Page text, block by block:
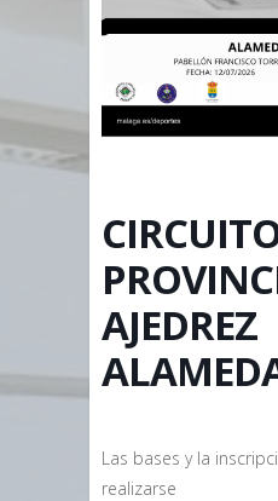
AJEDREZ
Las bases y la
realizarse